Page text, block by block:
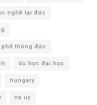
nghề tại đức
phổ thông đức
du học đại học
hungary
na uy